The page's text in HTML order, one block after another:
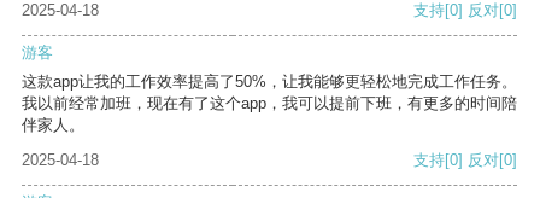
2025-04-18
支持[0] 反对[0]
游客
这款app让我的工作效率提高了50%，让我能够更轻松地完成工作任务。
我以前经常加班，现在有了这个app，我可以提前下班，有更多的时间陪
伴家人。
2025-04-18
支持[0] 反对[0]